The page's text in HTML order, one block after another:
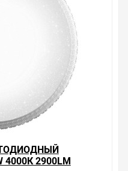
и вы поймете, что у нас
качества и
которые мы
тысяч позиций. На
пользующиеся
что в других
– это то, чему
того, ставка
продукции. Так
для Вас и ниже так
для оптовых
товаров из категории
светодиодные
4000К 2900LM